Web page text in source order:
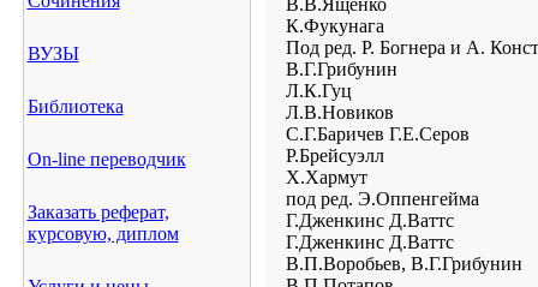
ВУЗЫ
Библиотека
On-line переводчик
Заказать реферат,
курсовую, диплом
В.В.Ященко
К.Фукунага
Под ред. Р. Богнера и А.
В.Г.Грибунин
Л.К.Гуц
Л.В.Новиков
С.Г.Баричев Г.Е.Серов
Р.Брейсуэлл
Х.Хармут
под ред. Э.Оппенгейма
Г.Дженкинс Д.Ваттс
Г.Дженкинс Д.Ваттс
В.П.Воробьев, В.Г.Грибунин